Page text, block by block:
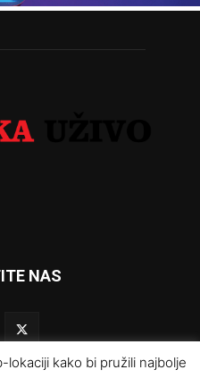
NAS
kako bi pružili najbolje